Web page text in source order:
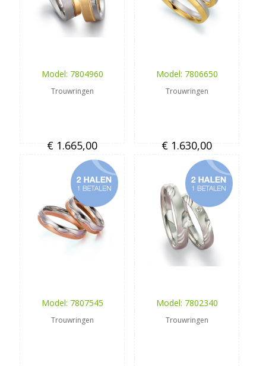
Model: 7804960
Trouwringen
€ 1.665,00
Model: 7806650
Trouwringen
€ 1.630,00
Model: 7807545
Trouwringen
Model: 7802340
Trouwringen